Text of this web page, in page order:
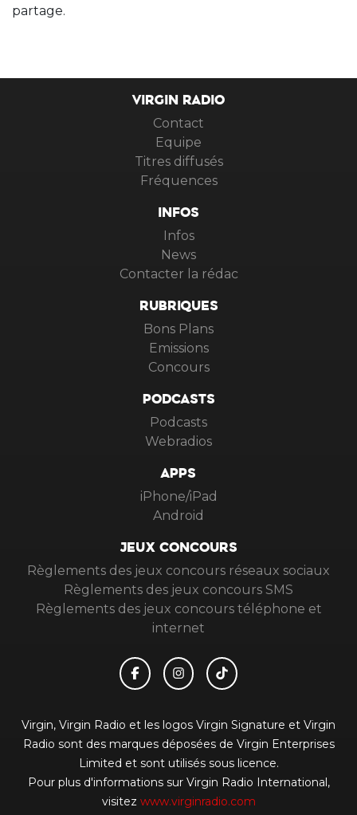
partage.
VIRGIN RADIO
Contact
Equipe
Titres diffusés
Fréquences
INFOS
Infos
News
Contacter la rédac
RUBRIQUES
Bons Plans
Emissions
Concours
PODCASTS
Podcasts
Webradios
APPS
iPhone/iPad
Android
JEUX CONCOURS
Règlements des jeux concours réseaux sociaux
Règlements des jeux concours SMS
Règlements des jeux concours téléphone et
internet
Virgin, Virgin Radio et les logos Virgin Signature et Virgin
Radio sont des marques déposées de Virgin Enterprises
Limited et sont utilisés sous licence.
Pour plus d'informations sur Virgin Radio International,
visitez www.virginradio.com